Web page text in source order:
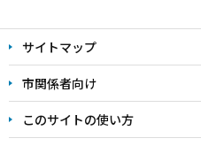
文
こ
こ
ま
で
サイトマップ
市関係者向け
このサイトの使い方